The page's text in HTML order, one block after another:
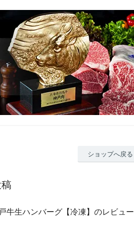
ショップへ戻る
牛生ハンバーグ【冷凍】のレビュー